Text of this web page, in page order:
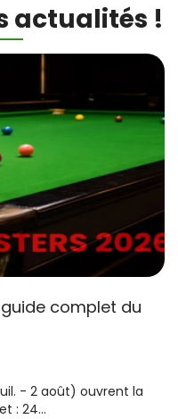
actualités !
complet du
- 2 août) ouvrent la
: 24...